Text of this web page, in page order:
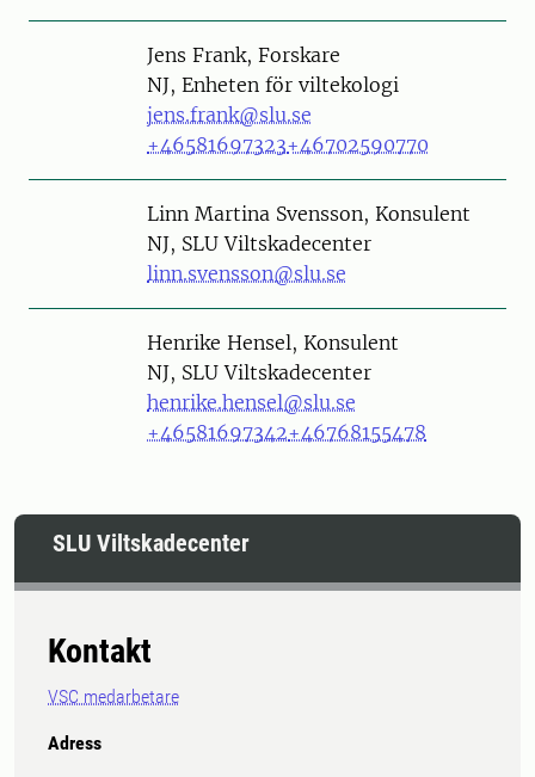
PersonJens Frank, Forskare
NJ, Enheten för viltekologi
jens.frank@slu.se
+46581697323+46702590770
PersonLinn Martina Svensson, Konsulent
NJ, SLU Viltskadecenter
linn.svensson@slu.se
PersonHenrike Hensel, Konsulent
NJ, SLU Viltskadecenter
henrike.hensel@slu.se
+46581697342+46768155478
SLU Viltskadecenter
Kontakt
VSC medarbetare
Adress